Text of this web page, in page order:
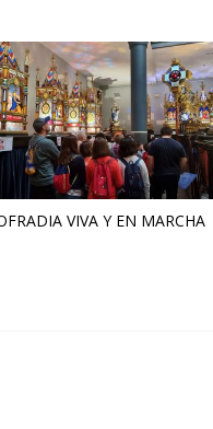
VIVA Y EN MARCHA